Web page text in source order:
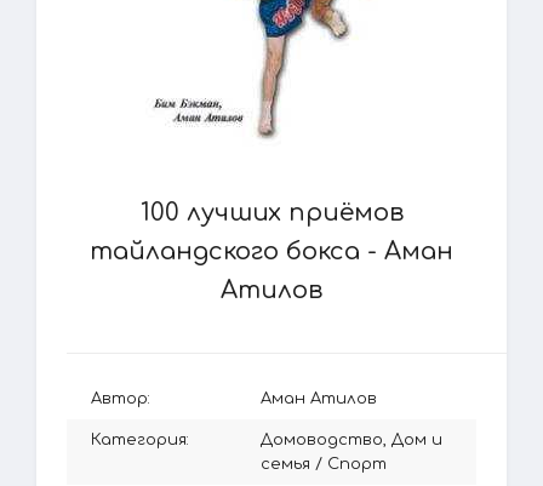
100 лучших приёмов
тайландского бокса - Аман
Атилов
Автор: Аман Атилов
Категория:
Домоводство, Дом и
семья / Спорт